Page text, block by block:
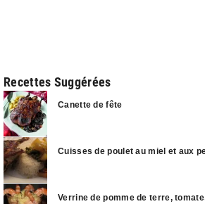
Recettes Suggérées
Canette de fête
Cuisses de poulet au miel et aux
Verrine de pomme de terre,